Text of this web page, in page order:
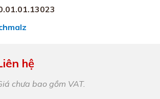
hệ
chưa bao gồm VAT.